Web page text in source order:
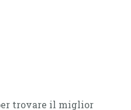
trovare il miglior